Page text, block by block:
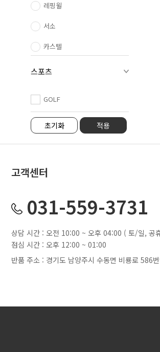
레핑윌
서소
카스텔
프로그스킨
스포츠
GOLF
고객센터
031-559-3731
상담 시간 : 오전 10:00 ~ 오후 04:00 ( 토/일, 공
점심 시간 : 오후 12:00 ~ 01:00
반품 주소 : 경기도 남양주시 수동면 비룡로 586